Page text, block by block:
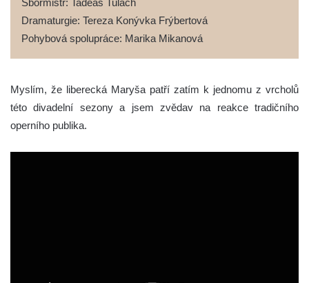
Sbormistr: Tadeáš Tulach
Dramaturgie: Tereza Konývka Frýbertová
Pohybová spolupráce: Marika Mikanová
Myslím, že liberecká Maryša patří zatím k jednomu z vrcholů
této divadelní sezony a jsem zvědav na reakce tradičního
operního publika.